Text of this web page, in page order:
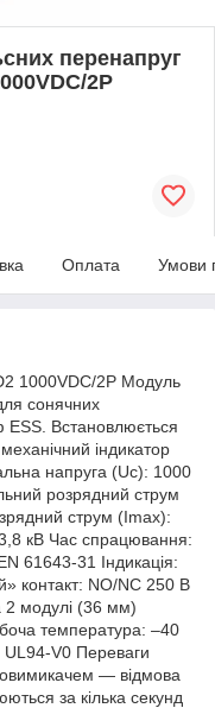
перенапруг
2P
Оплата Умови
1000VDC/2P Модуль
сонячних
ESS. Встановлюється
індикатор
напруга (Uc): 1000
розрядний струм
струм (Imax):
кВ Час спрацювання:
61643-31 Індикація:
контакт: NO/NC 250 В
модулі (36 мм)
температура: –40
V0 Переваги
— відмова
за кілька секунд